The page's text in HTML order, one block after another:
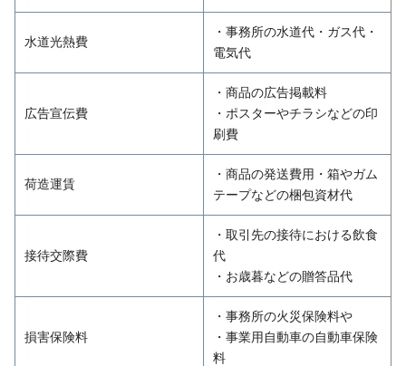
水道光熱費
・事務所の水道代・ガス代・
電気代
広告宣伝費
・商品の広告掲載料
・ポスターやチラシなどの印
刷費
荷造運賃
・商品の発送費用・箱やガム
テープなどの梱包資材代
接待交際費
・取引先の接待における飲食
代
・お歳暮などの贈答品代
損害保険料
・事務所の火災保険料や
・事業用自動車の自動車保険
料